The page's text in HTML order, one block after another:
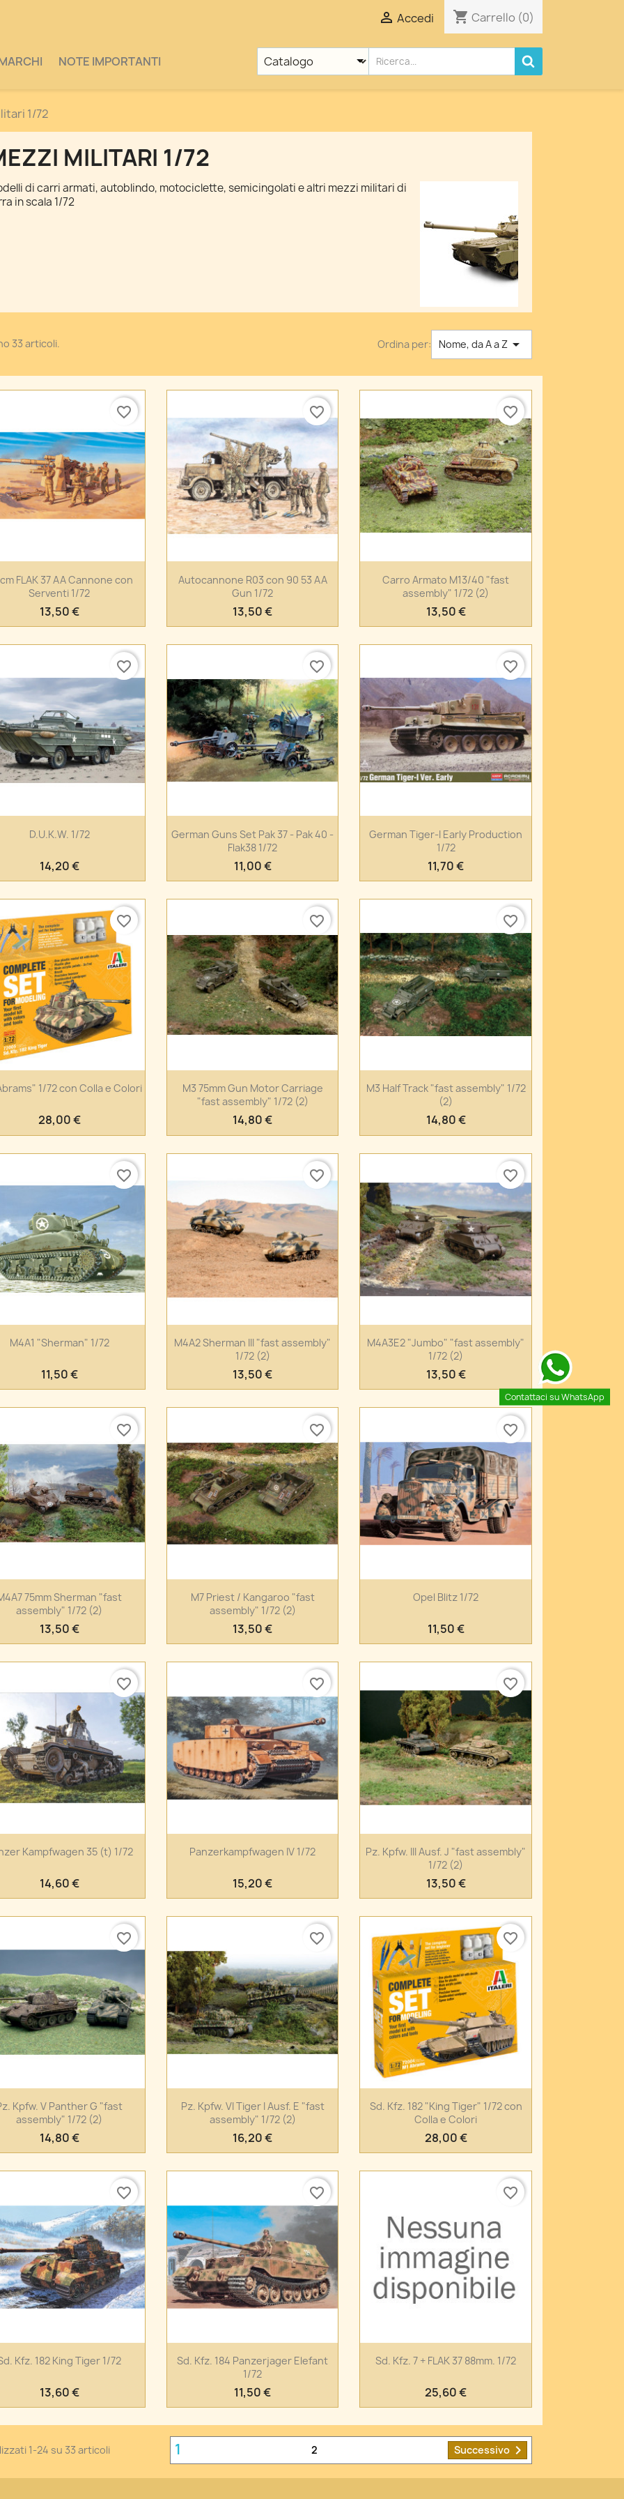
 Accedi shopping_cart Carrello (0)
NOTE IMPORTANTI
1/72
MILITARI 1/72
di carri armati, autoblindo, motociclette, semicingolati e altri mezzi militari di
in scala 1/72
33 articoli. Ordina per: Nome, da A a Z 
 Anteprima
FLAK 37 AA Cannone con
Serventi 1/72
13,50 €
favorite_border
Anteprima
Autocannone R03 con 90 53 AA
Gun 1/72
13,50 €
favorite_border
Anteprima
Carro Armato M13/40 "fast
assembly" 1/72 (2)
13,50 €
favorite_border
 Anteprima
D.U.K.W. 1/72
14,20 €
favorite_border
Anteprima
German Guns Set Pak 37 - Pak 40 -
Flak38 1/72
11,00 €
favorite_border
Anteprima
German Tiger-I Early Production
1/72
11,70 €
favorite_border
 Anteprima
1/72 con Colla e Colori
28,00 €
favorite_border
Anteprima
M3 75mm Gun Motor Carriage
"fast assembly" 1/72 (2)
14,80 €
favorite_border
Anteprima
M3 Half Track "fast assembly" 1/72
(2)
14,80 €
favorite_border
Anteprima
M4A1 "Sherman" 1/72
11,50 €
favorite_border
Anteprima
M4A2 Sherman III "fast assembly"
1/72 (2)
13,50 €
favorite_border
Anteprima
M4A3E2 "Jumbo" "fast assembly"
1/72 (2)
13,50 €
favorite_border
Anteprima
75mm Sherman "fast
assembly" 1/72 (2)
13,50 €
favorite_border
Anteprima
M7 Priest / Kangaroo "fast
assembly" 1/72 (2)
13,50 €
favorite_border
Anteprima
Opel Blitz 1/72
11,50 €
favorite_border
Anteprima
Kampfwagen 35 (t) 1/72
14,60 €
favorite_border
Anteprima
Panzerkampfwagen IV 1/72
15,20 €
favorite_border
Anteprima
Pz. Kpfw. III Ausf. J "fast assembly"
1/72 (2)
13,50 €
favorite_border
 Anteprima
Kpfw. V Panther G "fast
assembly" 1/72 (2)
14,80 €
favorite_border
Anteprima
Pz. Kpfw. VI Tiger I Ausf. E "fast
assembly" 1/72 (2)
16,20 €
favorite_border
Anteprima
Sd. Kfz. 182 "King Tiger" 1/72 con
Colla e Colori
28,00 €
favorite_border
Anteprima
Kfz. 182 King Tiger 1/72
13,60 €
favorite_border
 Anteprima
Sd. Kfz. 184 Panzerjager Elefant
1/72
11,50 €
favorite_border
Anteprima
Sd. Kfz. 7 + FLAK 37 88mm. 1/72
25,60 €
favorite_border
1-24 su 33 articoli 1 2 Successivo
Contattaci su WhatsApp